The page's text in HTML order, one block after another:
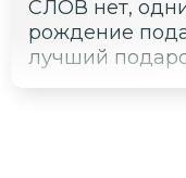
СЛОВ нет,
рождение
лучший